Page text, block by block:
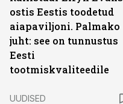
ostis Eestis toodetud
aiapaviljoni. Palmako
juht: see on tunnustus
Eesti
tootmiskvaliteedile
UUDISED